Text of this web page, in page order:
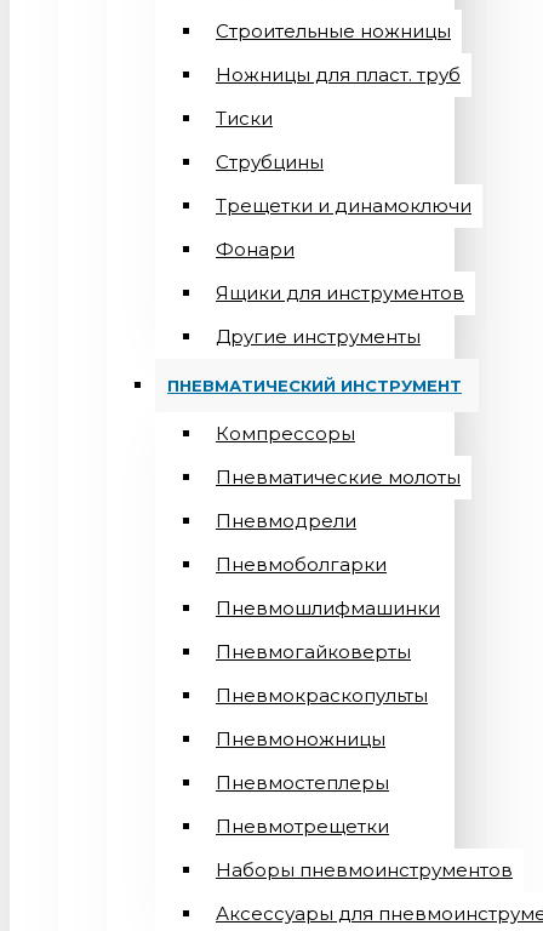
Строительные ножницы
Ножницы для пласт. труб
Тиски
Струбцины
Трещетки и динамоключи
Фонари
Ящики для инструментов
Другие инструменты
ПНЕВМАТИЧЕСКИЙ ИНСТРУМЕНТ
Компрессоры
Пневматические молоты
Пневмодрели
Пневмоболгарки
Пневмошлифмашинки
Пневмогайковерты
Пневмокраскопульты
Пневмоножницы
Пневмостеплеры
Пневмотрещетки
Наборы пневмоинструментов
Аксессуары для